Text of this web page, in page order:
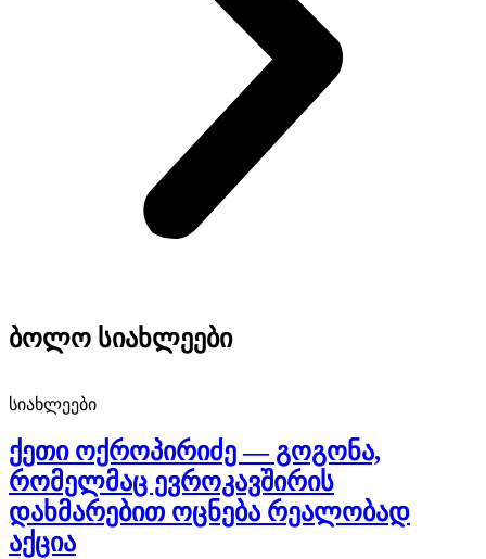
ბოლო სიახლეები
სიახლეები
ქეთი ოქროპირიძე — გოგონა,
რომელმაც ევროკავშირის
დახმარებით ოცნება რეალობად
აქცია